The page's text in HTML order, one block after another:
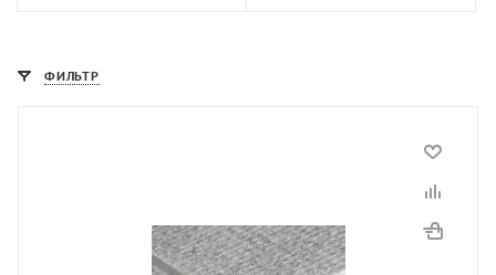
ФИЛЬТР